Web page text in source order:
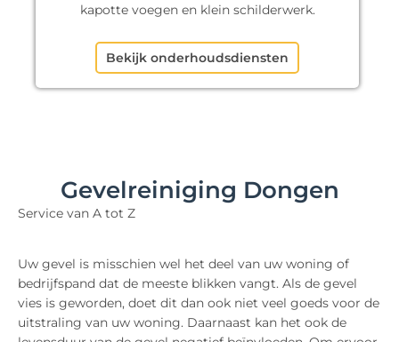
kapotte voegen en klein schilderwerk.
Bekijk onderhoudsdiensten
Gevelreiniging Dongen
Service van A tot Z
Uw gevel is misschien wel het deel van uw woning of
bedrijfspand dat de meeste blikken vangt. Als de gevel
vies is geworden, doet dit dan ook niet veel goeds voor de
uitstraling van uw woning. Daarnaast kan het ook de